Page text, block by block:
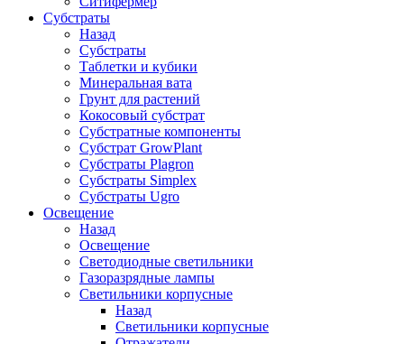
Субстраты
Назад
Субстраты
Таблетки и кубики
Минеральная вата
Грунт для растений
Кокосовый субстрат
Субстратные компоненты
Субстрат GrowPlant
Субстраты Plagron
Субстраты Simplex
Субстраты Ugro
Освещение
Назад
Освещение
Светодиодные светильники
Газоразрядные лампы
Светильники корпусные
Назад
Светильники корпусные